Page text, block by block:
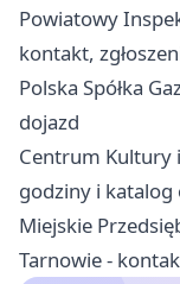
Powiatowy
kontakt,
Polska Spółka
dojazd
Centrum Kultury
godziny i katalog
Miejskie
Tarnowie -